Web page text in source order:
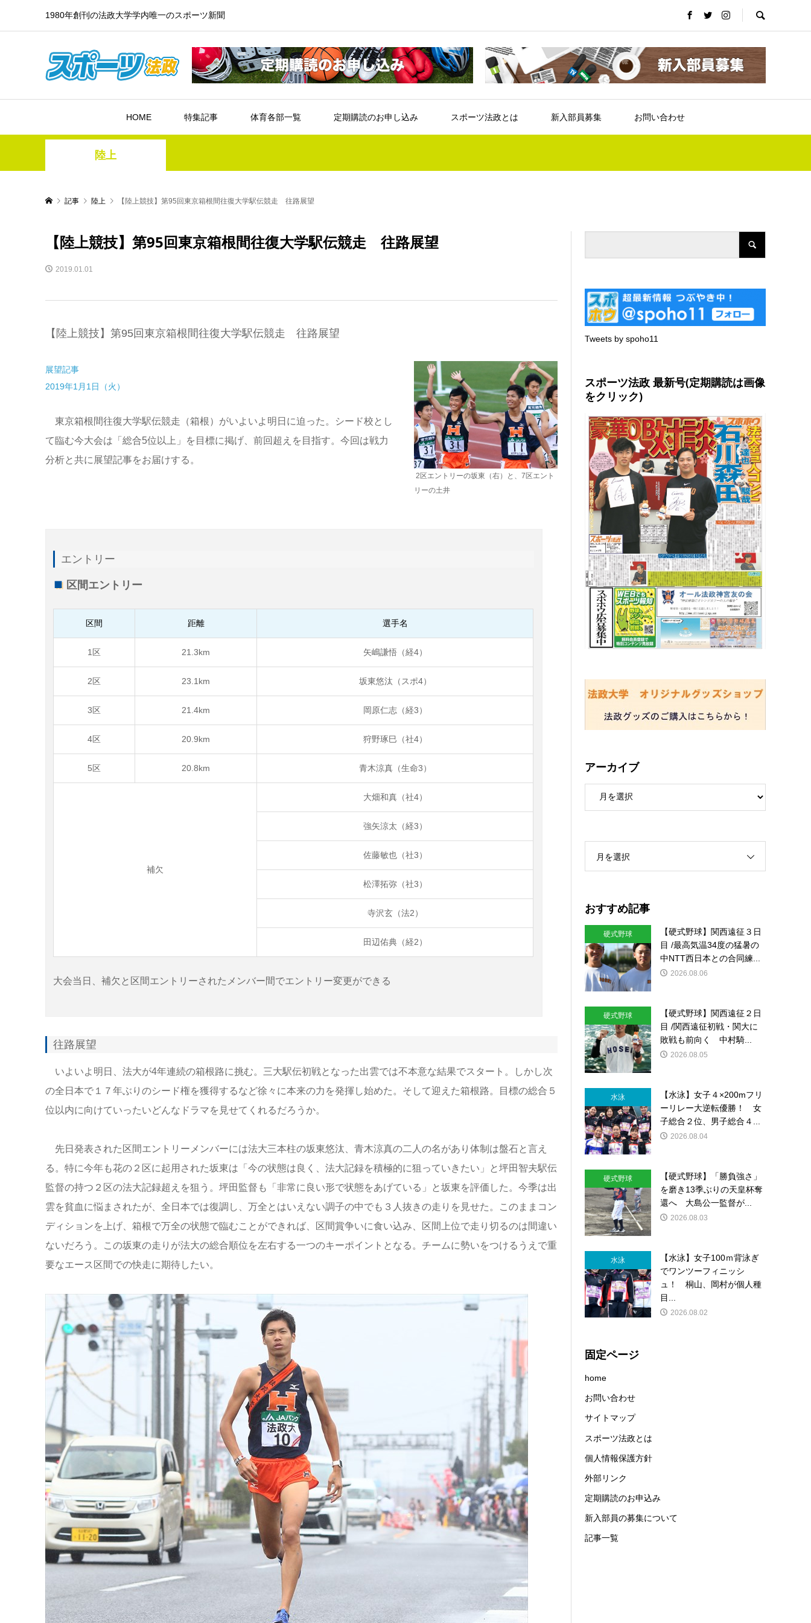
1980年創刊の法政大学学内唯一のスポーツ新聞
HOME 特集記事 体育各部一覧 定期購読のお申し込み スポーツ法政とは 新入部員募集 お問い合わせ
陸上
記事 陸上 【陸上競技】第95回東京箱根間往復大学駅伝競走 往路展望
【陸上競技】第95回東京箱根間往復大学駅伝競走 往路展望
2019.01.01
【陸上競技】第95回東京箱根間往復大学駅伝競走 往路展望
展望記事
2019年1月1日（火）
東京箱根間往復大学駅伝競走（箱根）がいよいよ明日に迫った。シード校とし
て臨む今大会は「総合5位以上」を目標に掲げ、前回超えを目指す。今回は戦力
分析と共に展望記事をお届けする。
2区エントリーの坂東（右）と、7区エント
リーの土井
エントリー
区間エントリー
区間 距離 選手名
1区 21.3km 矢嶋謙悟（経4）
2区 23.1km 坂東悠汰（スポ4）
3区 21.4km 岡原仁志（経3）
4区 20.9km 狩野琢巳（社4）
5区 20.8km 青木涼真（生命3）
補欠
大畑和真（社4）
強矢涼太（経3）
佐藤敏也（社3）
松澤拓弥（社3）
寺沢玄（法2）
田辺佑典（経2）
大会当日、補欠と区間エントリーされたメンバー間でエントリー変更ができる
往路展望
いよいよ明日、法大が4年連続の箱根路に挑む。三大駅伝初戦となった出雲では不本意な結果でスタート。しかし次
の全日本で１７年ぶりのシード権を獲得するなど徐々に本来の力を発揮し始めた。そして迎えた箱根路。目標の総合５
位以内に向けていったいどんなドラマを見せてくれるだろうか。
先日発表された区間エントリーメンバーには法大三本柱の坂東悠汰、青木涼真の二人の名があり体制は盤石と言え
る。特に今年も花の２区に起用された坂東は「今の状態は良く、法大記録を積極的に狙っていきたい」と坪田智夫駅伝
監督の持つ２区の法大記録超えを狙う。坪田監督も「非常に良い形で状態をあげている」と坂東を評価した。今季は出
雲を貧血に悩まされたが、全日本では復調し、万全とはいえない調子の中でも３人抜きの走りを見せた。このままコン
ディションを上げ、箱根で万全の状態で臨むことができれば、区間賞争いに食い込み、区間上位で走り切るのは間違い
ないだろう。この坂東の走りが法大の総合順位を左右する一つのキーポイントとなる。チームに勢いをつけるうえで重
要なエース区間での快走に期待したい。
Tweets by spoho11
スポーツ法政 最新号(定期購読は画像
をクリック)
アーカイブ
月を選択
おすすめ記事
硬式野球
【硬式野球】関西遠征３日
目 /最高気温34度の猛暑の
中NTT西日本との合同練...
2026.08.06
硬式野球
【硬式野球】関西遠征２日
目 /関西遠征初戦・関大に
敗戦も前向く 中村騎...
2026.08.05
水泳
【水泳】女子４×200mフリ
ーリレー大逆転優勝！ 女
子総合２位、男子総合４...
2026.08.04
硬式野球
【硬式野球】「勝負強さ」
を磨き13季ぶりの天皇杯奪
還へ 大島公一監督が...
2026.08.03
水泳
【水泳】女子100ｍ背泳ぎ
でワンツーフィニッシ
ュ！ 桐山、岡村が個人種
目...
2026.08.02
固定ページ
home
お問い合わせ
サイトマップ
スポーツ法政とは
個人情報保護方針
外部リンク
定期購読のお申込み
新入部員の募集について
記事一覧